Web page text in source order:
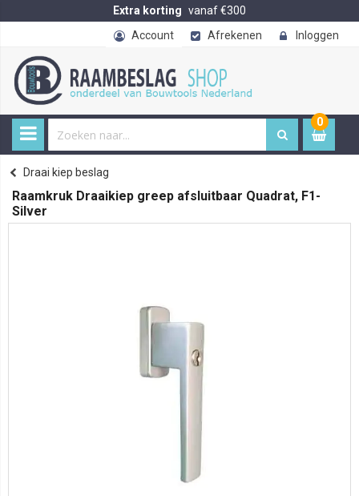
Extra korting vanaf €300
Account
Afrekenen Inloggen
0
item
Home
Draai kiep beslag
Raamkruk Draaikiep greep afsluitbaar Quadrat, F1-
Silver